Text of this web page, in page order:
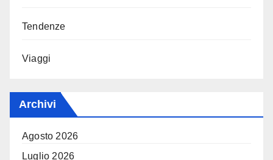
Tendenze
Viaggi
Archivi
Agosto 2026
Luglio 2026